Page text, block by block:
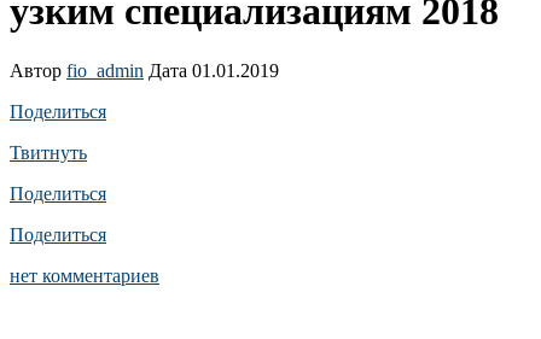
узким специализациям 2018
Автор fio_admin Дата 01.01.2019
Поделиться
Твитнуть
Поделиться
Поделиться
нет комментариев